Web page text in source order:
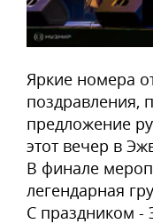
Яркие номера
поздравления,
предложение
этот вечер в
В финале
легендарная
С праздником -